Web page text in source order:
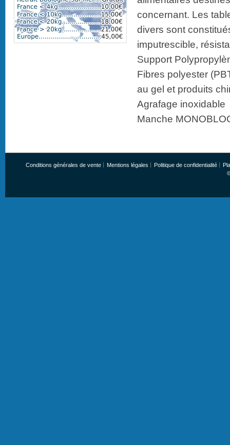
concernant. Les
divers sont
imputrescible,
Support
Fibres polyester
au gel et produits
Agrafage inoxidable
Manche
Conditions générales de vente Mentions légales Politique de confidentialité